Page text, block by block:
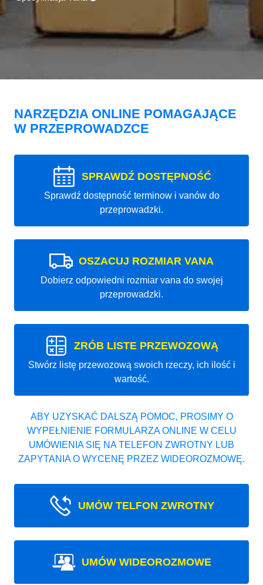
NARZĘDZIA ONLINE POMAGAJĄCE
W PRZEPROWADZCE
SPRAWDŹ DOSTĘPNOŚĆ
Sprawdź dostępność terminow i vanów do
przeprowadzki.
OSZACUJ ROZMIAR VANA
Dobierz odpowiedni rozmiar vana do swojej
przeprowadzki.
ZRÓB LISTE PRZEWOZOWĄ
Stwórz listę przewozową swoich rzeczy, ich ilość i
wartość.
ABY UZYSKAĆ DALSZĄ POMOC, PROSIMY O
WYPEŁNIENIE FORMULARZA ONLINE W CELU
UMÓWIENIA SIĘ NA TELEFON ZWROTNY LUB
ZAPYTANIA O WYCENĘ PRZEZ WIDEOROZMOWĘ.
UMÓW TELFON ZWROTNY
UMÓW WIDEOROZMOWE